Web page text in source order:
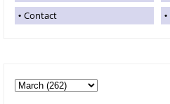
Contact